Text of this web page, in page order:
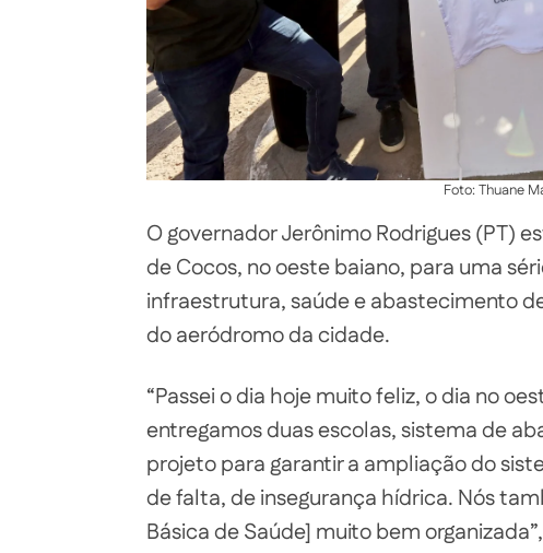
Foto: Thuane
O governador Jerônimo Rodrigues (PT)
de Cocos, no oeste baiano, para uma
infraestrutura, saúde e abastecimento
do aeródromo da cidade.
“Passei o dia hoje muito feliz, o dia no
entregamos duas escolas, sistema de
projeto para garantir a ampliação do
de falta, de insegurança hídrica. Nós
Básica de Saúde] muito bem